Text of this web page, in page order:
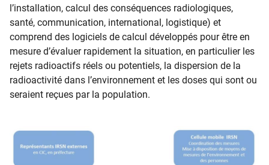
l’installation, calcul des conséquences radiologiques,
santé, communication, international, logistique) et
comprend des logiciels de calcul développés pour être en
mesure d’évaluer rapidement la situation, en particulier les
rejets radioactifs réels ou potentiels, la dispersion de la
radioactivité dans l’environnement et les doses qui sont ou
seraient reçues par la population.